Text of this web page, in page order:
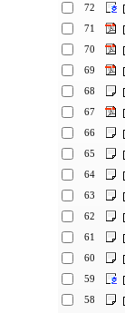
72
71
70
69
68
67
66
65
64
63
62
61
60
59
58